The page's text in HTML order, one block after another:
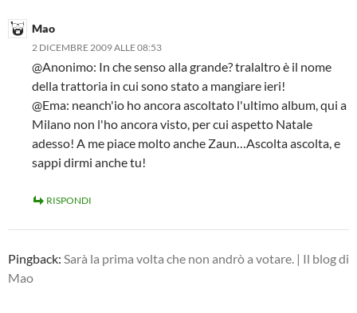
Mao
2 DICEMBRE 2009 ALLE 08:53
@Anonimo: In che senso alla grande? tralaltro è il nome
della trattoria in cui sono stato a mangiare ieri!
@Ema: neanch'io ho ancora ascoltato l'ultimo album, qui a
Milano non l'ho ancora visto, per cui aspetto Natale
adesso! A me piace molto anche Zaun…Ascolta ascolta, e
sappi dirmi anche tu!
RISPONDI
Pingback: Sarà la prima volta che non andrò a votare. | Il blog di
Mao